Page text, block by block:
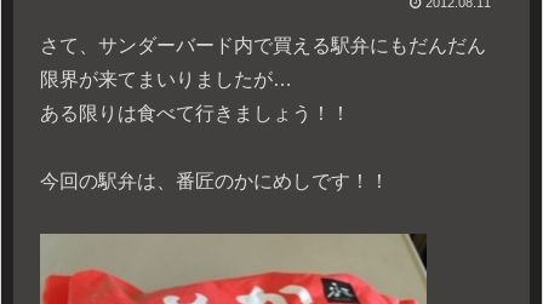
さて、サンダーバード内で買える駅弁にもだんだん
限界が来てまいりましたが…
ある限りは食べて行きましょう！！
今回の駅弁は、番匠のかにめしです！！